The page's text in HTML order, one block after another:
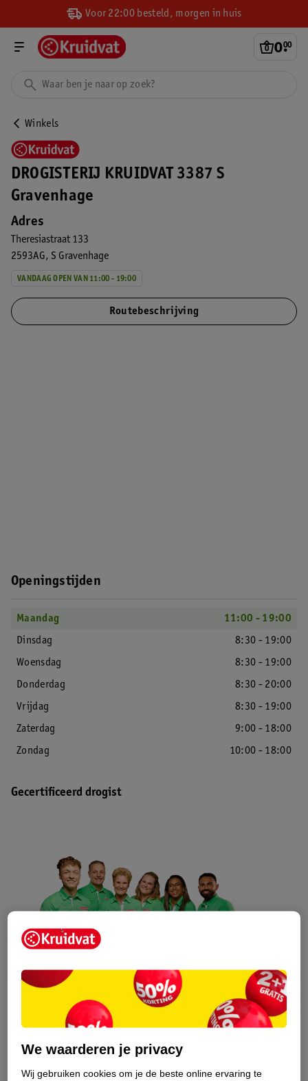
Voor 22:00 besteld, morgen in huis
0.
00
Winkels
DROGISTERIJ KRUIDVAT 3387 S
Gravenhage
Adres
Theresiastraat 133
2593AG
S Gravenhage
VANDAAG OPEN VAN 11:00 - 19:00
Routebeschrijving
Openingstijden
Maandag
11:00 - 19:00
Dinsdag
8:30 - 19:00
Woensdag
8:30 - 19:00
Donderdag
8:30 - 20:00
Vrijdag
8:30 - 19:00
Zaterdag
9:00 - 18:00
Zondag
10:00 - 18:00
Gecertificeerd drogist
Kruidvat is een erkend specialist in
gezondheidsvraag ook is, stel hem aan
ons!
We waarderen je privacy
Wij gebruiken cookies om je de beste online ervaring te